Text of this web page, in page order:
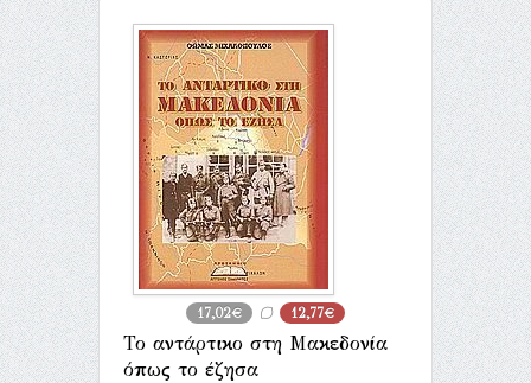
17,02€ 12,77€
Το αντάρτικο στη Μακεδονία
όπως το έζησα